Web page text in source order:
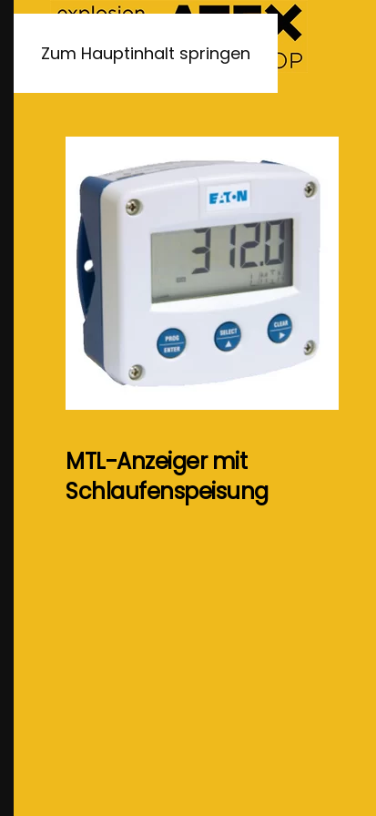
Zum Hauptinhalt springen
MTL-Anzeiger mit
Schlaufenspeisung